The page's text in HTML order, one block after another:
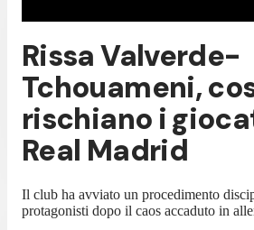
Rissa Valverde-
Tchouameni,
rischiano i
Real Madrid
Il club ha avviato un procedimento
protagonisti dopo il caos accaduto in